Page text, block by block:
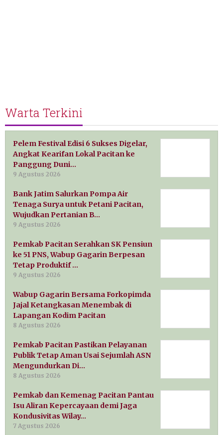
Warta Terkini
Pelem Festival Edisi 6 Sukses Digelar,
Angkat Kearifan Lokal Pacitan ke
Panggung Duni…
9 Agustus 2026
Bank Jatim Salurkan Pompa Air
Tenaga Surya untuk Petani Pacitan,
Wujudkan Pertanian B…
9 Agustus 2026
Pemkab Pacitan Serahkan SK Pensiun
ke 51 PNS, Wabup Gagarin Berpesan
Tetap Produktif …
9 Agustus 2026
Wabup Gagarin Bersama Forkopimda
Jajal Ketangkasan Menembak di
Lapangan Kodim Pacitan
8 Agustus 2026
Pemkab Pacitan Pastikan Pelayanan
Publik Tetap Aman Usai Sejumlah ASN
Mengundurkan Di…
8 Agustus 2026
Pemkab dan Kemenag Pacitan Pantau
Isu Aliran Kepercayaan demi Jaga
Kondusivitas Wilay…
7 Agustus 2026